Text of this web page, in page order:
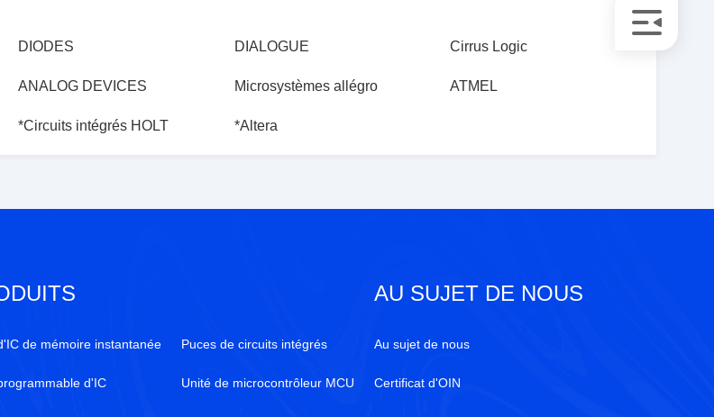
DIODES DIALOGUE Cirrus Logic
ANALOG DEVICES Microsystèmes allégro ATMEL
*Circuits intégrés HOLT *Altera
de mémoire instantanée
d'IC
Puces de circuits intégrés
Unité de microcontrôleur MCU
AU SUJET DE NOUS
Au sujet de nous
Certificat d'OIN